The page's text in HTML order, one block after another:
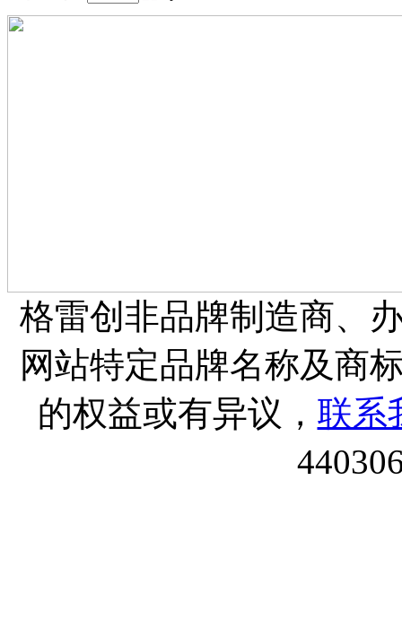
格雷创非品牌制造商、
网站特定品牌名称及商
的权益或有异议， 联系